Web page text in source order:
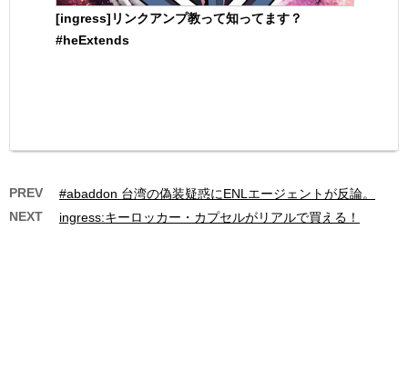
[ingress]リンクアンプ教って知ってます？
#heExtends
PREV
#abaddon 台湾の偽装疑惑にENLエージェントが反論。
NEXT
ingress:キーロッカー・カプセルがリアルで買える！